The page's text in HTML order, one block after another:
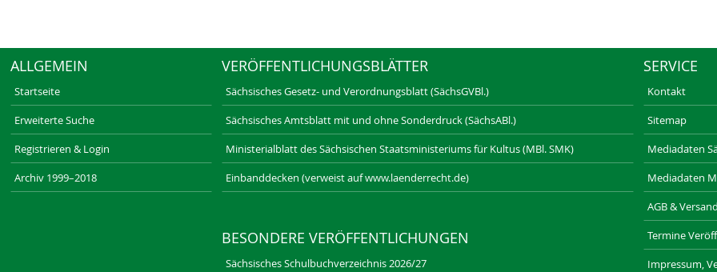
ALLGEMEIN
Startseite
Erweiterte Suche
Registrieren & Login
Archiv 1999–2018
VERÖFFENTLICHUNGSBLÄTTER
Sächsisches Gesetz- und Verordnungsblatt (SächsGVBl.)
Sächsisches Amtsblatt mit und ohne Sonderdruck (SächsABl.)
Ministerialblatt des Sächsischen Staatsministeriums für Kultus (MBl. SMK)
Einbanddecken (verweist auf www.laenderrecht.de)
BESONDERE VERÖFFENTLICHUNGEN
Sächsisches Schulbuchverzeichnis 2026/27
SERVICE
Kontakt
Sitemap
Mediadaten
Mediadaten
AGB &
Termine
Impressum,